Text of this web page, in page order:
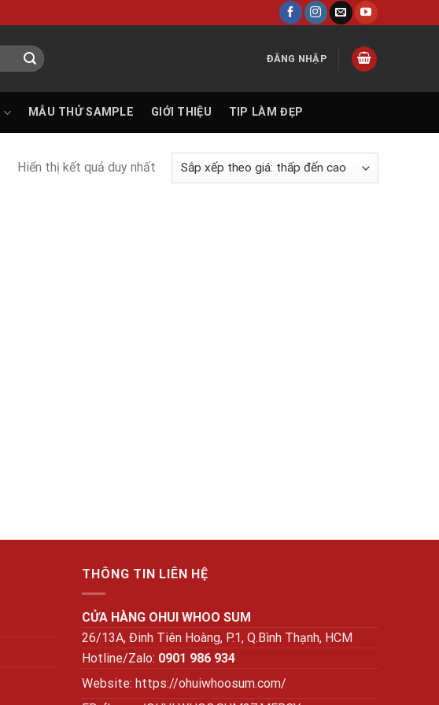
ĐĂNG NHẬP
MẪU THỬ SAMPLE GIỚI THIỆU TIP LÀM ĐẸP
Hiển thị kết quả duy nhất
THÔNG TIN LIÊN HỆ
CỬA HÀNG OHUI WHOO SUM
26/13A, Đinh Tiên Hoàng, P.1, Q.Bình Thạnh, HCM
Hotline/Zalo: 0901 986 934
Website:https://ohuiwhoosum.com/